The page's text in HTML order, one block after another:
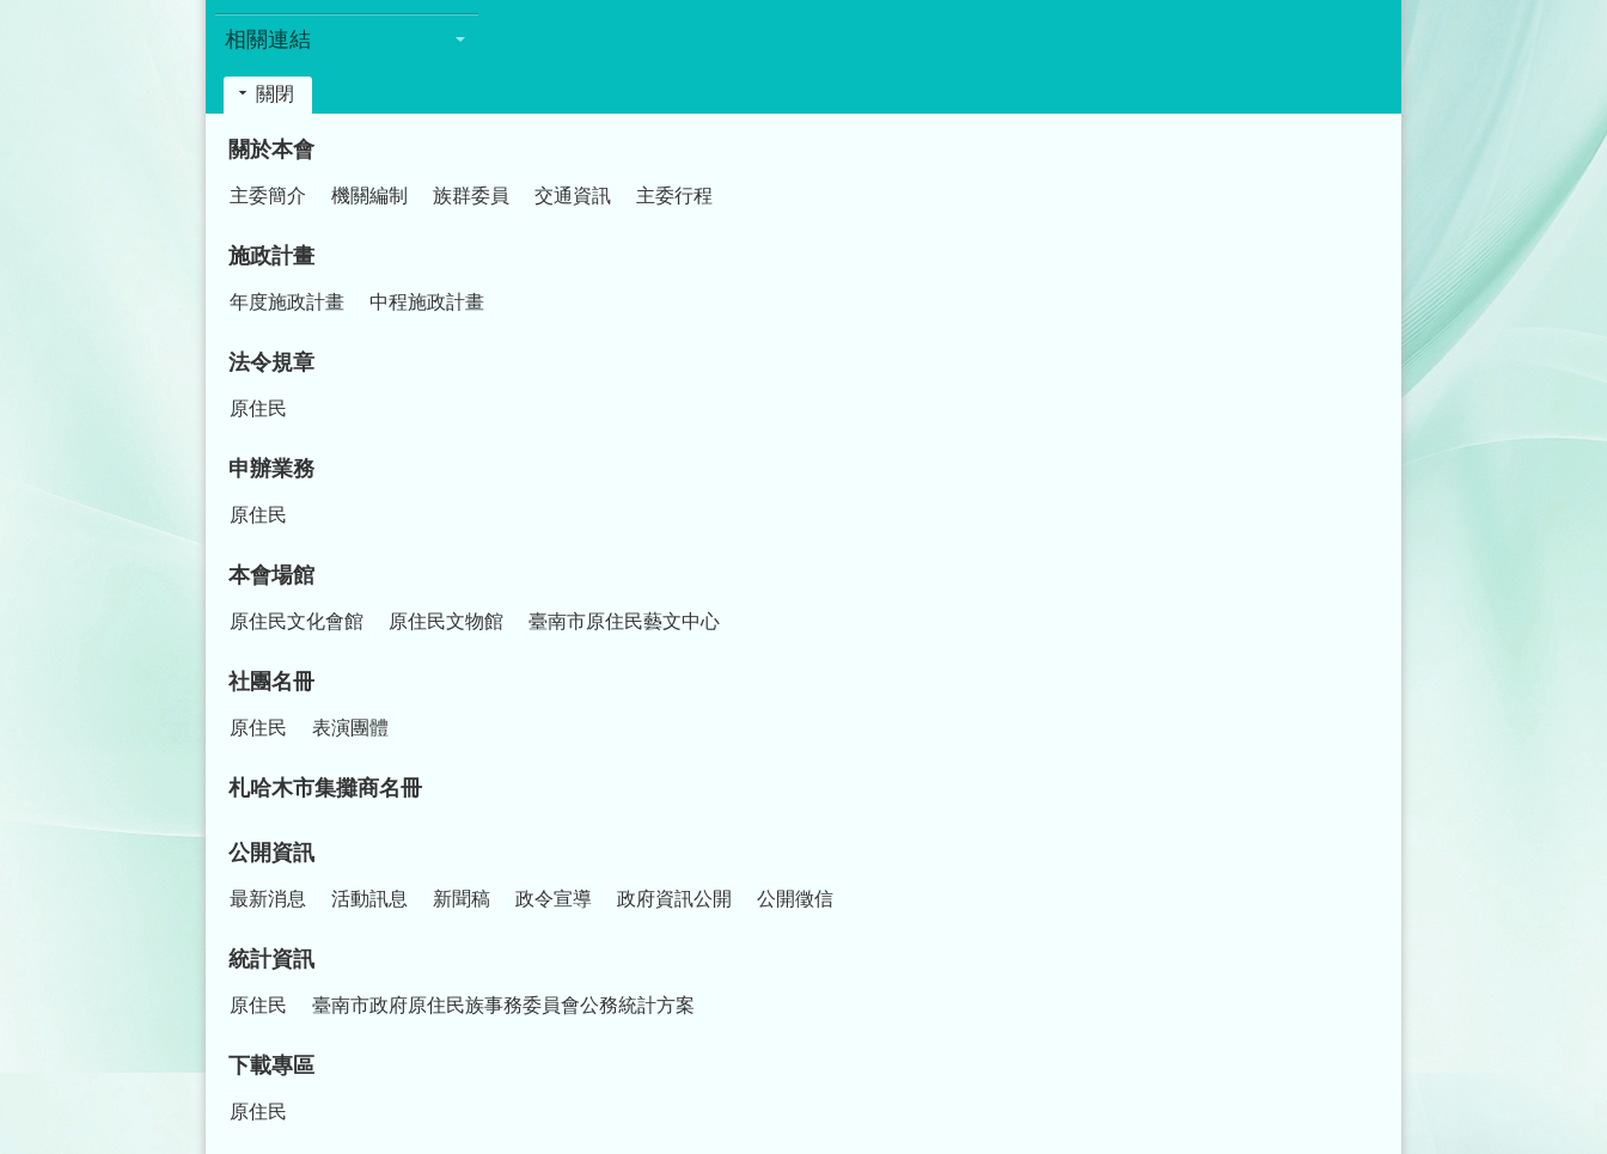
相關連結
關閉
關於本會
主委簡介 機關編制 族群委員 交通資訊 主委行程
施政計畫
年度施政計畫 中程施政計畫
法令規章
原住民
申辦業務
原住民
本會場館
原住民文化會館 原住民文物館 臺南市原住民藝文中心
社團名冊
原住民 表演團體
札哈木市集攤商名冊
公開資訊
最新消息 活動訊息 新聞稿 政令宣導 政府資訊公開 公開徵信
統計資訊
原住民 臺南市政府原住民族事務委員會公務統計方案
下載專區
原住民